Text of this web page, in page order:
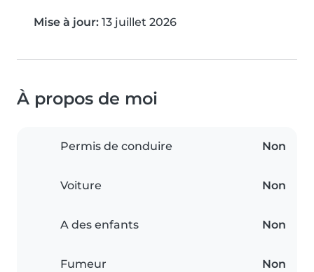
Mise à jour: 13 juillet 2026
À propos de moi
Permis de conduire Non
Voiture Non
A des enfants Non
Fumeur Non